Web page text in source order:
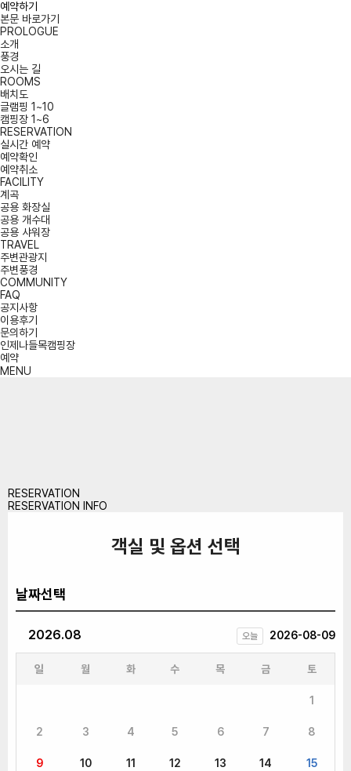
예약하기
본문 바로가기
PROLOGUE
소개
풍경
오시는 길
ROOMS
배치도
글램핑 1~10
캠핑장 1~6
RESERVATION
실시간 예약
예약확인
예약취소
FACILITY
계곡
공용 화장실
공용 개수대
공용 샤워장
TRAVEL
주변관광지
주변풍경
COMMUNITY
FAQ
공지사항
이용후기
문의하기
인제나들목캠핑장
예약
MENU
RESERVATION
RESERVATION INFO
객실 및 옵션 선택
날짜선택
2026.08 오늘 2026-08-09
일 월 화 수 목 금 토
1
2 3 4 5 6 7 8
9 10 11 12 13 14 15